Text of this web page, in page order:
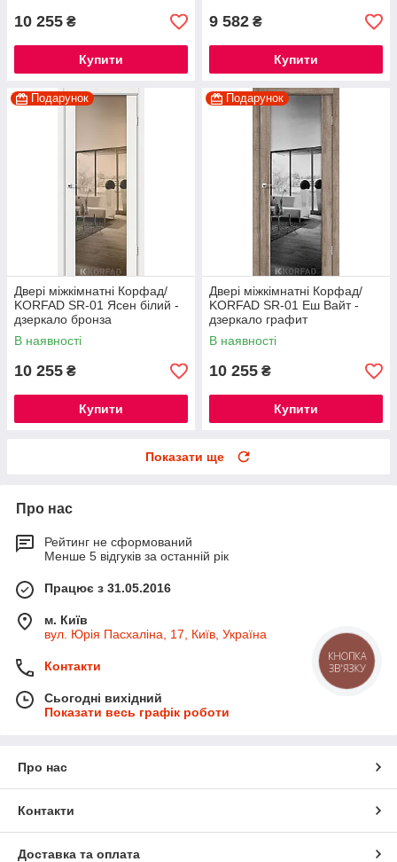
10 255 ₴
Купити
9 582 ₴
Купити
Подарунок
Двері міжкімнатні Корфад/
KORFAD SR-01 Ясен білий -
дзеркало бронза
В наявності
10 255 ₴
Купити
Подарунок
Двері міжкімнатні Корфад/
KORFAD SR-01 Еш Вайт -
дзеркало графит
В наявності
10 255 ₴
Купити
Показати ще
Про нас
Рейтинг не сформований
Менше 5 відгуків за останній рік
Працює з 31.05.2016
м. Київ
вул. Юрія Пасхаліна, 17, Київ, Україна
Контакти
Сьогодні вихідний
Показати весь графік роботи
Про нас
Контакти
Доставка та оплата
КНОПКА
ЗВ'ЯЗКУ